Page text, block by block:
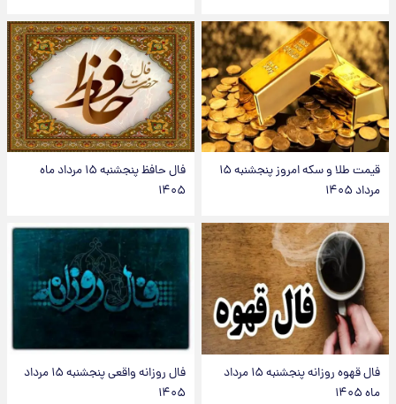
قیمت طلا و سکه امروز پنجشنبه ۱۵
مرداد ۱۴۰۵
فال حافظ پنجشنبه ۱۵ مرداد ماه
۱۴۰۵
فال قهوه روزانه پنجشنبه ۱۵ مرداد
ماه ۱۴۰۵
فال روزانه واقعی پنجشنبه ۱۵ مرداد
۱۴۰۵